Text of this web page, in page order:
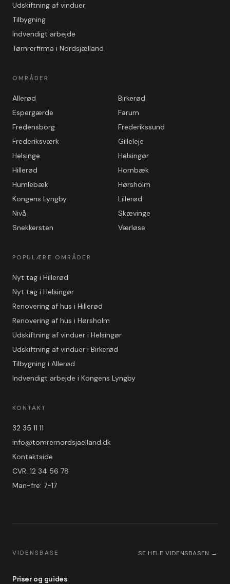
Udskiftning af vinduer
Tilbygning
Indvendigt arbejde
Tømrerfirma i Nordsjælland
OMRÅDER
Allerød
Birkerød
Espergærde
Farum
Fredensborg
Frederikssund
Frederiksværk
Gilleleje
Helsinge
Helsingør
Hillerød
Hornbæk
Humlebæk
Hørsholm
Kongens Lyngby
Lillerød
Nivå
Skævinge
Snekkersten
Værløse
POPULÆRE OMRÅDER
Nyt tag i Hillerød
Nyt tag i Helsingør
Renovering af hus i Hillerød
Renovering af hus i Hørsholm
Udskiftning af vinduer i Helsingør
Udskiftning af vinduer i Birkerød
Tilbygning i Allerød
Indvendigt arbejde i Kongens Lyngby
KONTAKT
32 35 11 11
info@tomrernordsjaelland.dk
Kontaktside
CVR: 12 34 56 78
Man-fre: 7-17
VIDENSBASE SE HELE VIDENSBASEN →
Priser og guides